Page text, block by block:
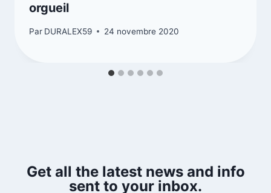
orgueil
Par DURALEX59 24 novembre 2020
Get all the latest news and info
sent to your inbox.